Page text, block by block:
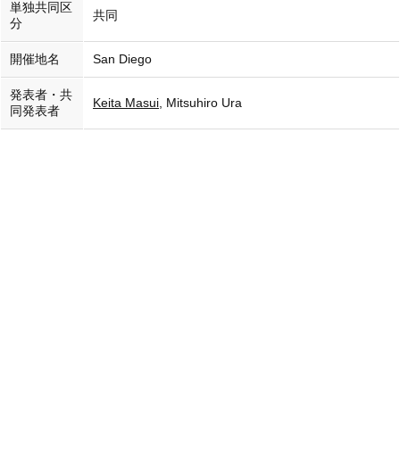
単独共同区
分
共同
開催地名 San Diego
発表者・共
同発表者
Keita Masui, Mitsuhiro Ura